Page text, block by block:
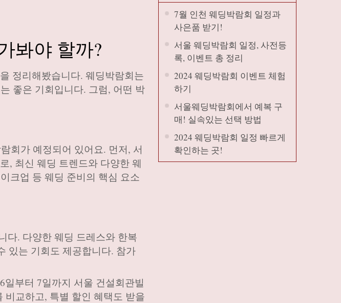
봐야 할까?
정리해봤습니다. 웨딩박람회는
좋은 기회입니다. 그럼, 어떤 박
회가 예정되어 있어요. 먼저, 서
, 최신 웨딩 트렌드와 다양한 웨
크업 등 웨딩 준비의 핵심 요소
다. 다양한 웨딩 드레스와 한복
있는 기회도 제공합니다. 참가
부터 7일까지 서울 건설회관빌
교하고, 특별 할인 혜택도 받을
7월 인천 웨딩박람회 일정과
사은품 받기!
서울 웨딩박람회 일정, 사전등
록, 이벤트 총 정리
2024 웨딩박람회 이벤트 체험
하기
서울웨딩박람회에서 예복 구
매! 실속있는 선택 방법
2024 웨딩박람회 일정 빠르게
확인하는 곳!